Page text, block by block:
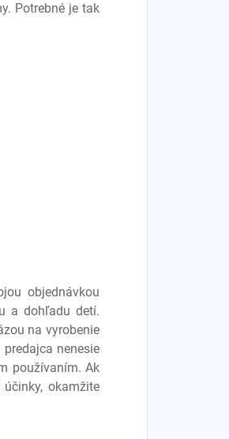
Potrebné je tak
objednávkou
a dohľadu detí.
na vyrobenie
nenesie
používaním. Ak
okamžite